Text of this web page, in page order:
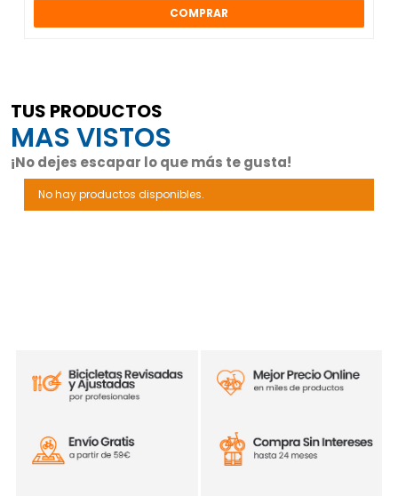
COMPRAR
TUS PRODUCTOS
MAS VISTOS
¡No dejes escapar lo que más te gusta!
No hay productos disponibles.